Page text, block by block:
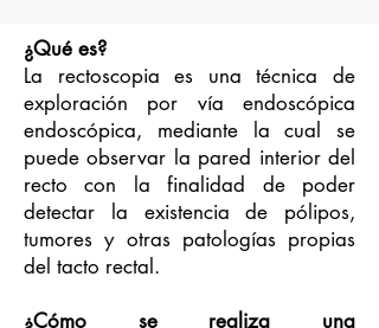
¿Qué es?
La rectoscopia es una técnica de
exploración por vía endoscópica
endoscópica, mediante la cual se
puede observar la pared interior del
recto con la finalidad de poder
detectar la existencia de pólipos,
tumores y otras patologías propias
del tacto rectal.
¿Cómo se realiza una